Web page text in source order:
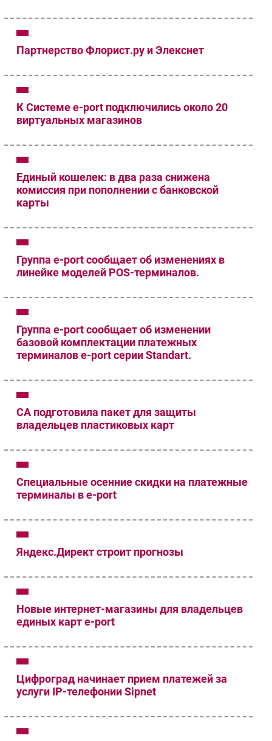
Партнерство Флорист.ру и Элекснет
К Системе e-port подключились около 20
виртуальных магазинов
Единый кошелек: в два раза снижена
комиссия при пополнении с банковской
карты
Группа e-port сообщает об изменениях в
линейке моделей POS-терминалов.
Группа e-port сообщает об изменении
базовой комплектации платежных
терминалов e-port серии Standart.
CA подготовила пакет для защиты
владельцев пластиковых карт
Специальные осенние скидки на платежные
терминалы в e-port
Яндекс.Директ строит прогнозы
Новые интернет-магазины для владельцев
единых карт e-port
Цифроград начинает прием платежей за
услуги IP-телефонии Sipnet